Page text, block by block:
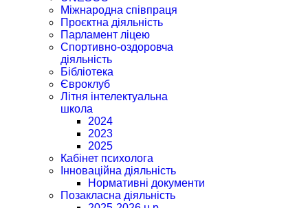
Міжнародна співпраця
Проєктна діяльність
Парламент ліцею
Спортивно-оздоровча
діяльність
Бібліотека
Євроклуб
Літня інтелектуальна
школа
2024
2023
2025
Кабінет психолога
Інноваційна діяльність
Нормативні документи
Позакласна діяльність